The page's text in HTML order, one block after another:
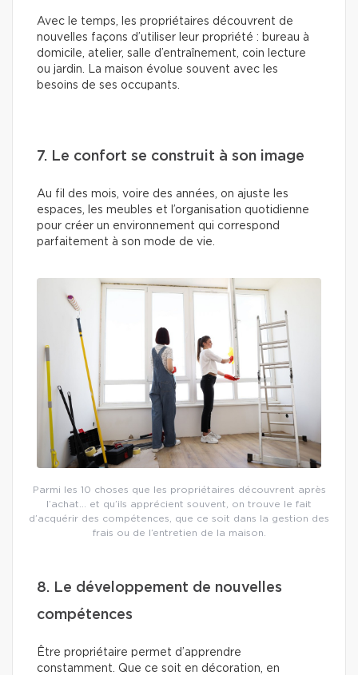
Avec le temps, les propriétaires découvrent de
nouvelles façons d’utiliser leur propriété : bureau à
domicile, atelier, salle d’entraînement, coin lecture
ou jardin. La maison évolue souvent avec les
besoins de ses occupants.
7. Le confort se construit à son image
Au fil des mois, voire des années, on ajuste les
espaces, les meubles et l’organisation quotidienne
pour créer un environnement qui correspond
parfaitement à son mode de vie.
Parmi les 10 choses que les propriétaires découvrent après
l’achat… et qu’ils apprécient souvent, on trouve le fait
d’acquérir des compétences, que ce soit dans la gestion des
frais ou de l’entretien de la maison.
8. Le développement de nouvelles
compétences
Être propriétaire permet d’apprendre
constamment. Que ce soit en décoration, en